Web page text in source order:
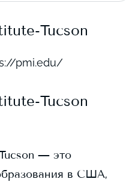
Tucson
pmi.edu/
Tucson
— это
в США,